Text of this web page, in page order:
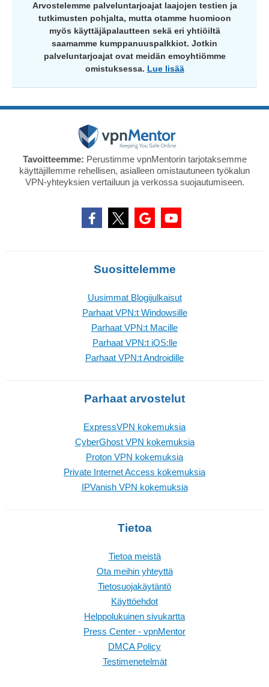
Arvostelemme palveluntarjoajat laajojen testien ja
tutkimusten pohjalta, mutta otamme huomioon
myös käyttäjäpalautteen sekä eri yhtiöiltä
saamamme kumppanuuspalkkiot. Jotkin
palveluntarjoajat ovat meidän emoyhtiömme
omistuksessa. Lue lisää
Tavoitteemme: Perustimme vpnMentorin tarjotaksemme
käyttäjillemme rehellisen, asialleen omistautuneen työkalun
VPN-yhteyksien vertailuun ja verkossa suojautumiseen.
Suosittelemme
Uusimmat Blogijulkaisut
Parhaat VPN:t Windowsille
Parhaat VPN:t Macille
Parhaat VPN:t iOS:lle
Parhaat VPN:t Androidille
Parhaat arvostelut
ExpressVPN kokemuksia
CyberGhost VPN kokemuksia
Proton VPN kokemuksia
Private Internet Access kokemuksia
IPVanish VPN kokemuksia
Tietoa
Tietoa meistä
Ota meihin yhteyttä
Tietosuojakäytäntö
Käyttöehdot
Helppolukuinen sivukartta
Press Center - vpnMentor
DMCA Policy
Testimenetelmät